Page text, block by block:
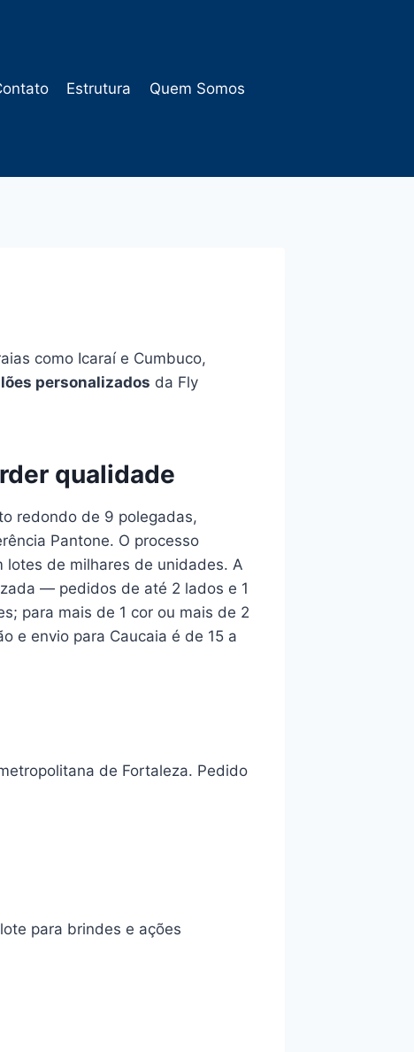
Estrutura Quem Somos
como Icaraí e Cumbuco,
personalizados da Fly
qualidade
redondo de 9 polegadas,
Pantone. O processo
lotes de milhares de unidades. A
— pedidos de até 2 lados e 1
para mais de 1 cor ou mais de 2
e envio para Caucaia é de 15 a
de Fortaleza. Pedido
para brindes e ações